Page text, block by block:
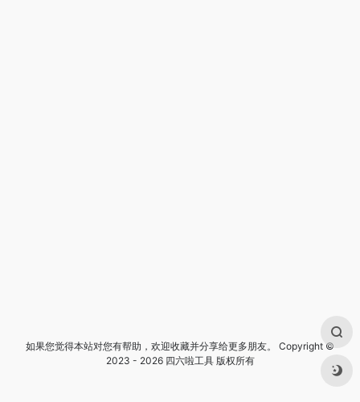
如果您觉得本站对您有帮助，欢迎收藏并分享给更多朋友。 Copyright ©
2023 - 2026 四六啦工具 版权所有